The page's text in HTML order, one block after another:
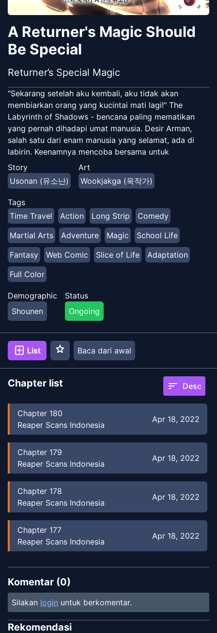
A Returner's Magic Should
Be Special
Returner’s Special Magic
"Sekarang setelah aku kembali, aku tidak akan
membiarkan orang yang kucintai mati lagi!" The
Labyrinth of Shadows - bencana paling mematikan
yang pernah dihadapi umat manusia. Desir Arman,
salah satu dari enam manusia yang selamat, ada di
labirin. Keenamnya mencoba bersama untuk
menguasai ujian akhir labirin, tetapi gagal dan dunia
berakhir. Tapi saat Desir bersiap untuk ajalnya, dunia
tiba-tiba muncul di hadapannya... dari 13 tahun yang
lalu?! Desir telah kembali ke masa lalu, ke masa ketika
dia menjadi siswa di sekolah sihir terbaiknya. Dia dan
orang yang dicintainya telah bersatu kembali, dan kali
ini dia bertekad untuk menyelamatkan mereka dan
dunia! Ada tiga tahun tersisa sebelum Dunia Bayangan
muncul! Ubah masa lalu dan kumpulkan rekan-rekan
yang kuat di sekitar Anda untuk menyelamatkan umat
manusia!
Story
Usonan (유소난)
Art
Wookjakga (욱작가)
Tags
Time Travel
Action Long Strip
Comedy
Martial Arts
Adventure Magic
School Life
Fantasy
Web Comic Slice of Life
Adaptation
Full Color
Demographic
Shounen
Status
Ongoing
add_box List star Baca dari awal
Chapter list sort Desc
Chapter 180
Reaper Scans Indonesia
Apr 18, 2022
Chapter 179
Reaper Scans Indonesia
Apr 18, 2022
Chapter 178
Reaper Scans Indonesia
Apr 18, 2022
Chapter 177
Reaper Scans Indonesia
Apr 18, 2022
Chapter176
Reaper Scans Indonesia
Chapter175
Reaper Scans Indonesia
Apr 15, 2022
Komentar (0)
Silakan login untuk berkomentar.
Rekomendasi